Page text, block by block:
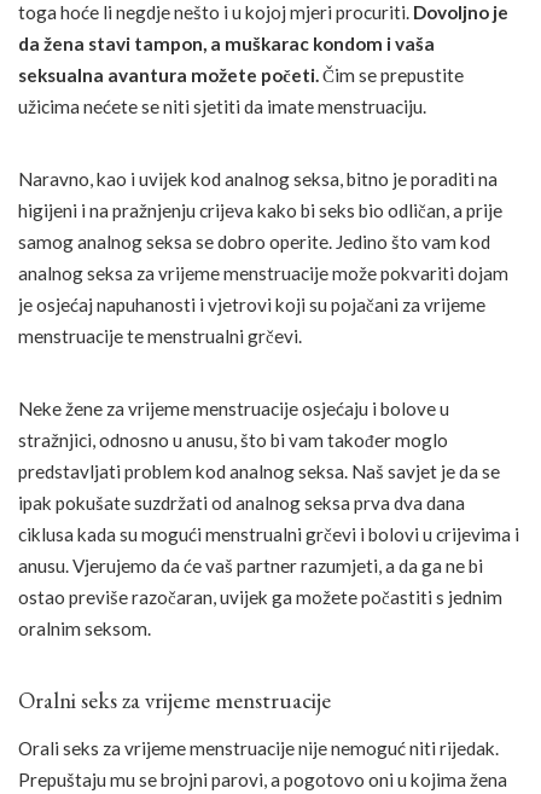
toga hoće li negdje nešto i u kojoj mjeri procuriti. Dovoljno je
da žena stavi tampon, a muškarac kondom i vaša
seksualna avantura možete početi.Čim se prepustite
užicima nećete se niti sjetiti da imate menstruaciju.
Naravno, kao i uvijek kod analnog seksa, bitno je poraditi na
higijeni i na pražnjenju crijeva kako bi seks bio odličan, a prije
samog analnog seksa se dobro operite. Jedino što vam kod
analnog seksa za vrijeme menstruacije može pokvariti dojam
je osjećaj napuhanosti i vjetrovi koji su pojačani za vrijeme
menstruacije te menstrualni grčevi.
Neke žene za vrijeme menstruacije osjećaju i bolove u
stražnjici, odnosno u anusu, što bi vam također moglo
predstavljati problem kod analnog seksa. Naš savjet je da se
ipak pokušate suzdržati od analnog seksa prva dva dana
ciklusa kada su mogući menstrualni grčevi i bolovi u crijevima i
anusu. Vjerujemo da će vaš partner razumjeti, a da ga ne bi
ostao previše razočaran, uvijek ga možete počastiti s jednim
oralnim seksom.
Oralni seks za vrijeme menstruacije
Orali seks za vrijeme menstruacije nije nemoguć niti rijedak.
Prepuštaju mu se brojni parovi, a pogotovo oni u kojima žena